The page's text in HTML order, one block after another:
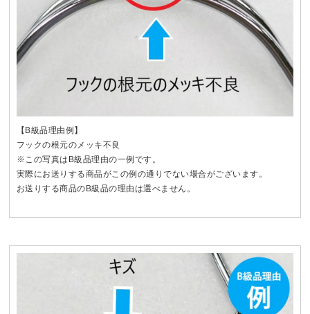
【B級品理由例】
フックの根元のメッキ不良
※この写真はB級品理由の一例です。
実際にお送りする商品がこの例の通りでない場合がございます。
お送りする商品のB級品の理由は選べません。